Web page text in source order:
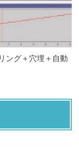
ング＋穴埋＋自動